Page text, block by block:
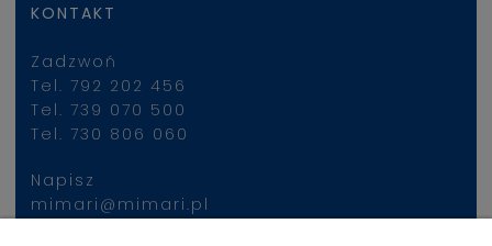
KONTAKT
Zadzwoń
Tel. 792 202 456
Tel. 739 070 500
Tel. 730 806 060
Napisz
mimari@mimari.pl